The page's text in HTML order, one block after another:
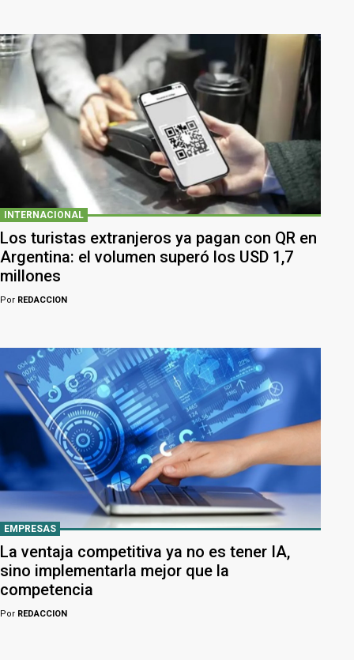
INTERNACIONAL
Los turistas extranjeros ya pagan con QR en
Argentina: el volumen superó los USD 1,7
millones
Por REDACCION
EMPRESAS
La ventaja competitiva ya no es tener IA,
sino implementarla mejor que la
competencia
Por REDACCION